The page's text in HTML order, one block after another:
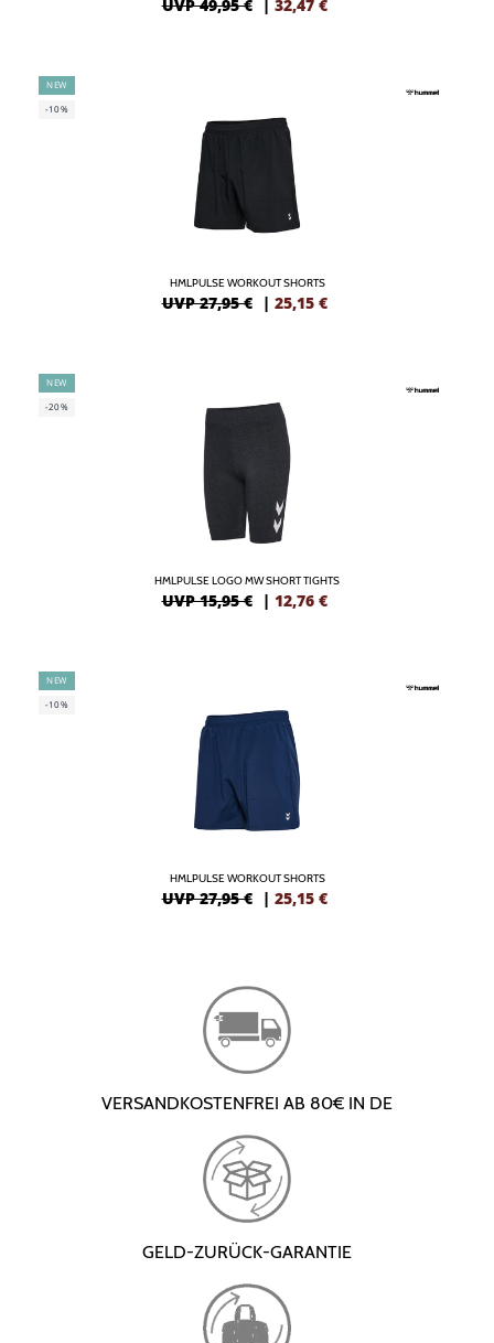
UVP 49,95 € 32,47 €
NEW
-10%
HMLPULSE WORKOUT SHORTS
UVP 27,95 € | 25,15 €
NEW
-20%
HMLPULSE LOGO MW SHORT TIGHTS
UVP 15,95 € | 12,76 €
NEW
-10%
HMLPULSE WORKOUT SHORTS
UVP 27,95 € | 25,15 €
VERSANDKOSTENFREI AB 80€ IN DE
GELD-ZURÜCK-GARANTIE